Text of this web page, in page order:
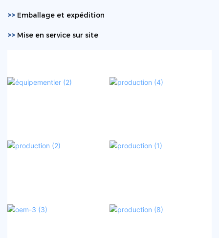
>> Emballage et expédition
>> Mise en service sur site